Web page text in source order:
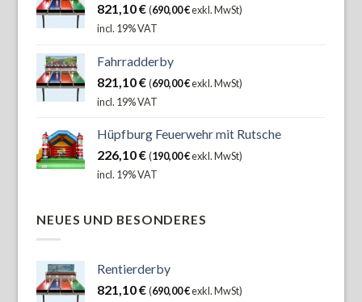
821,10€ (690,00€exkl. MwSt)
incl. 19% VAT
Fahrradderby
821,10€ (690,00€exkl. MwSt)
incl. 19% VAT
Hüpfburg Feuerwehr mit Rutsche
226,10€ (190,00€exkl. MwSt)
incl. 19% VAT
NEUES UND BESONDERES
Rentierderby
821,10€ (690,00€exkl. MwSt)